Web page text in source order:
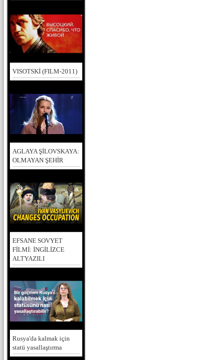
VISOTSKİ (FILM-2011)
AGLAYA ŞİLOVSKAYA:
OLMAYAN ŞEHİR
EFSANE SOVYET
FİLMİ: İNGİLİZCE
ALTYAZILI
Rusya'da kalmak için
statü yasallaştırma